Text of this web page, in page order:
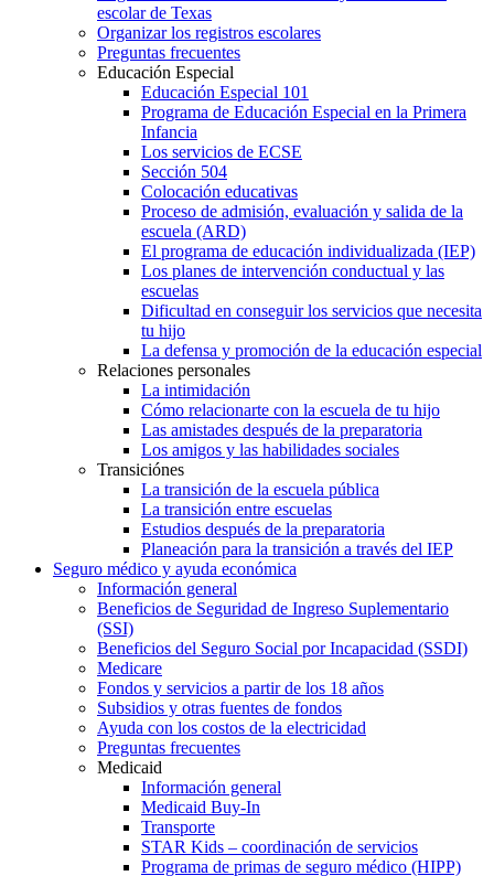
escolar de Texas
Organizar los registros escolares
Preguntas frecuentes
Educación Especial
Educación Especial 101
Programa de Educación Especial en la Primera
Infancia
Los servicios de ECSE
Sección 504
Colocación educativas
Proceso de admisión, evaluación y salida de la
escuela (ARD)
El programa de educación individualizada (IEP)
Los planes de intervención conductual y las
escuelas
Dificultad en conseguir los servicios que necesita
tu hijo
La defensa y promoción de la educación especial
Relaciones personales
La intimidación
Cómo relacionarte con la escuela de tu hijo
Las amistades después de la preparatoria
Los amigos y las habilidades sociales
Transiciónes
La transición de la escuela pública
La transición entre escuelas
Estudios después de la preparatoria
Planeación para la transición a través del IEP
Seguro médico y ayuda económica
Información general
Beneficios de Seguridad de Ingreso Suplementario
(SSI)
Beneficios del Seguro Social por Incapacidad (SSDI)
Medicare
Fondos y servicios a partir de los 18 años
Subsidios y otras fuentes de fondos
Ayuda con los costos de la electricidad
Preguntas frecuentes
Medicaid
Información general
Medicaid Buy-In
Transporte
STAR Kids – coordinación de servicios
Programa de primas de seguro médico (HIPP)